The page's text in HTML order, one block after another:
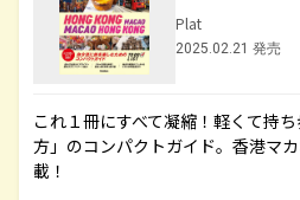
Plat
2025.02.21 発売
これ１冊にすべて凝縮！軽くて持
方」のコンパクトガイド。香港マ
載！